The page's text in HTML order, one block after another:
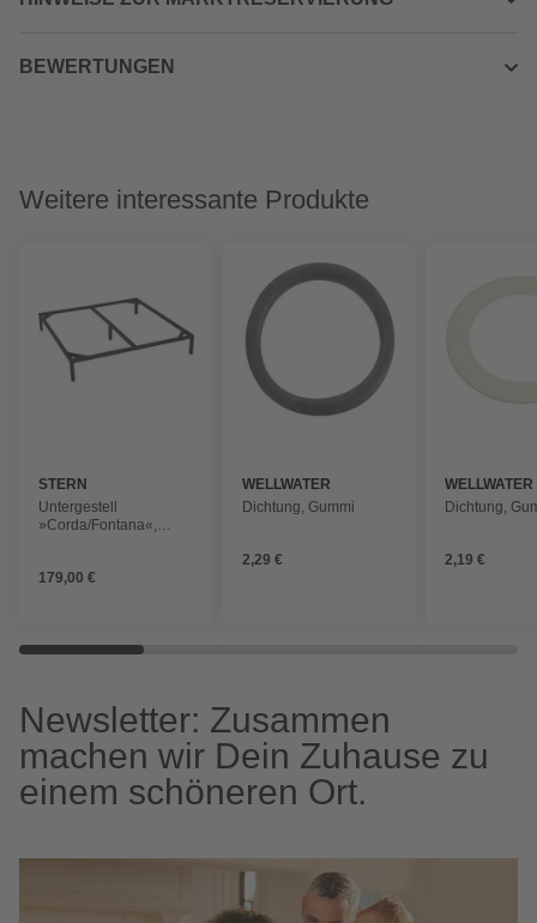
BEWERTUNGEN
Weitere interessante Produkte
STERN
Untergestell
»Corda/Fontana«,
179,00 €
WELLWATER
Dichtung, Gummi
2,29 €
WELLWATER
Dichtung,
2,19 €
Newsletter: Zusammen
machen wir Dein Zuhause zu
einem schöneren Ort.